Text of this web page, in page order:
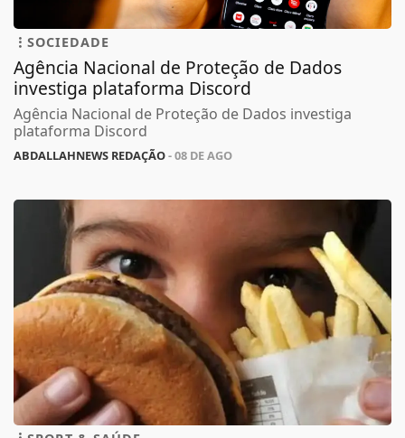
SOCIEDADE
Agência Nacional de Proteção de Dados
investiga plataforma Discord
Agência Nacional de Proteção de Dados investiga
plataforma Discord
ABDALLAHNEWS REDAÇÃO- 08 DE AGO